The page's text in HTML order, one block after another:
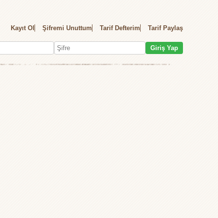
Kayıt Ol Şifremi Unuttum Tarif Defterim Tarif Paylaş
Giriş Yap